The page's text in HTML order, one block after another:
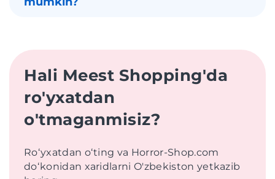
Hali Meest Shopping'da
ro'yxatdan
o'tmaganmisiz?
Roʻyxatdan oʻting va Horror-Shop.com
doʻkonidan xaridlarni O'zbekiston yetkazib